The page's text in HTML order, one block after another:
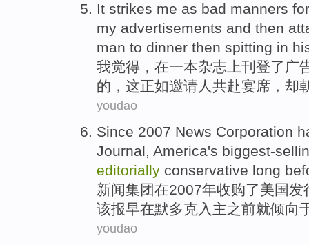
It strikes me as bad manners
my advertisements and then
man to dinner then spitting in
我觉得， 在一本杂志 上刊登了 广
的， 这正如邀请人共赴宴席，却
youdao
Since 2007 News Corporation
Journal, America's biggest-
editorially conservative long
新闻集团在2007年收购了美国发
该报早在默多克入主之前就倾向
youdao